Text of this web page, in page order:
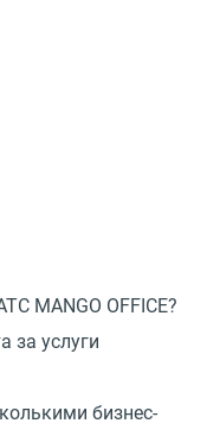
MANGO OFFICE?
за услуги
бизнес-